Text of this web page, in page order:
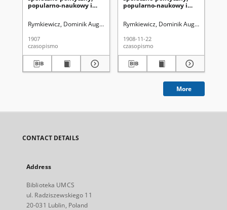
popularno-naukowy i
Rymkiewicz, Dominik August (1854-1934). Red.
1907
czasopismo
popularno-naukowy i
Rymkiewicz, Dominik August (1854-
1908-11-22
czasopismo
More
CONTACT DETAILS
Address
Biblioteka UMCS
ul. Radziszewskiego 11
20-031 Lublin, Poland